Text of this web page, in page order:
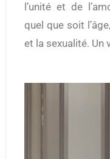
l’unité et de
quel que soit
et la sexualité. Un